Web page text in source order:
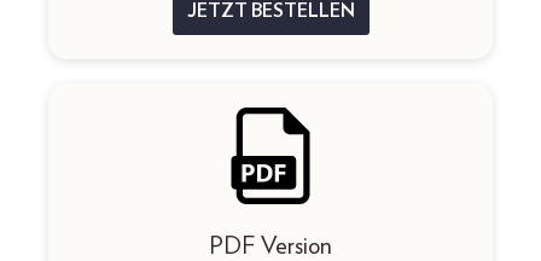
JETZT BESTELLEN
PDF Version